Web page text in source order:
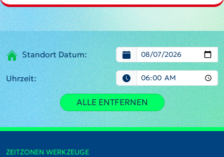
Standort Datum:
Uhrzeit:
ALLE ENTFERNEN
ZEITZONEN WERKZEUGE